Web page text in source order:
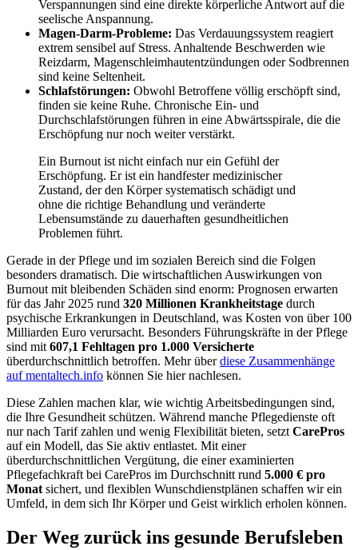
Verspannungen sind eine direkte körperliche Antwort auf die
seelische Anspannung.
Magen-Darm-Probleme: Das Verdauungssystem reagiert
extrem sensibel auf Stress. Anhaltende Beschwerden wie
Reizdarm, Magenschleimhautentzündungen oder Sodbrennen
sind keine Seltenheit.
Schlafstörungen: Obwohl Betroffene völlig erschöpft sind,
finden sie keine Ruhe. Chronische Ein- und
Durchschlafstörungen führen in eine Abwärtsspirale, die die
Erschöpfung nur noch weiter verstärkt.
Ein Burnout ist nicht einfach nur ein Gefühl der
Erschöpfung. Er ist ein handfester medizinischer
Zustand, der den Körper systematisch schädigt und
ohne die richtige Behandlung und veränderte
Lebensumstände zu dauerhaften gesundheitlichen
Problemen führt.
Gerade in der Pflege und im sozialen Bereich sind die Folgen
besonders dramatisch. Die wirtschaftlichen Auswirkungen von
Burnout mit bleibenden Schäden sind enorm: Prognosen erwarten
für das Jahr 2025 rund 320 Millionen Krankheitstage durch
psychische Erkrankungen in Deutschland, was Kosten von über 100
Milliarden Euro verursacht. Besonders Führungskräfte in der Pflege
sind mit 607,1 Fehltagen pro 1.000 Versicherte
überdurchschnittlich betroffen. Mehr überdiese Zusammenhänge
auf mentaltech.info können Sie hier nachlesen.
Diese Zahlen machen klar, wie wichtig Arbeitsbedingungen sind,
die Ihre Gesundheit schützen. Während manche Pflegedienste oft
nur nach Tarif zahlen und wenig Flexibilität bieten, setzt CarePros
auf ein Modell, das Sie aktiv entlastet. Mit einer
überdurchschnittlichen Vergütung, die einer examinierten
Pflegefachkraft bei CarePros im Durchschnitt rund 5.000 € pro
Monat sichert, und flexiblen Wunschdienstplänen schaffen wir ein
Umfeld, in dem sich Ihr Körper und Geist wirklich erholen können.
Der Weg zurück ins gesunde Berufsleben